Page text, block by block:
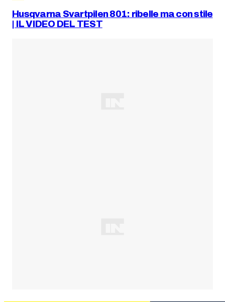
Husqvarna Svartpilen 801: ribelle ma con stile
| IL VIDEO DEL TEST